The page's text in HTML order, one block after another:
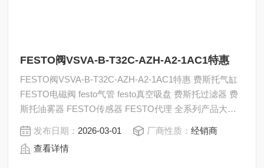
FESTO阀VSVA-B-T32C-AZH-A2-1AC1特惠
FESTO阀VSVA-B-T32C-AZH-A2-1AC1特惠 费斯托气缸
FESTO电磁阀 festo气管 festo真空吸盘 费斯托过滤器 费
斯托油雾器 FESTO传感器 FESTO代理 全系列产品大量
现货请咨询上海茂硕机械设备有限公司
发布日期： 2026-03-01 厂商性质：经销商
查看详情